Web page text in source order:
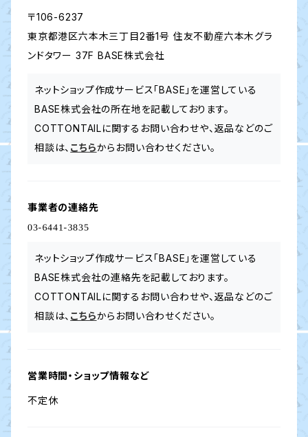
〒106-6237
東京都港区六本木三丁目2番1号 住友不動産六本木グラ
ンドタワー 37F BASE株式会社
ネットショップ作成サービス「BASE」を運営している
BASE株式会社の所在地を記載しております。
COTTONTAILに関するお問い合わせや、返品などのご
相談は、 こちらからお問い合わせください。
事業者の連絡先
ネットショップ作成サービス「BASE」を運営している
BASE株式会社の連絡先を記載しております。
COTTONTAILに関するお問い合わせや、返品などのご
相談は、 こちらからお問い合わせください。
営業時間・ショップ情報など
不定休